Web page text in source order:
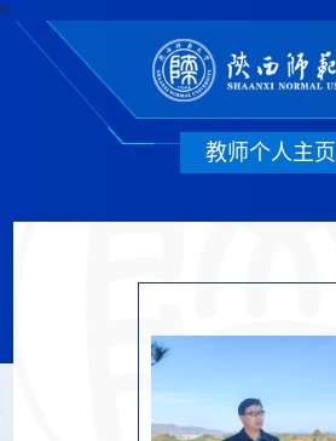
<
教师个人主页